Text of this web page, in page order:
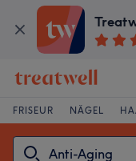
FRISEUR NÄGEL